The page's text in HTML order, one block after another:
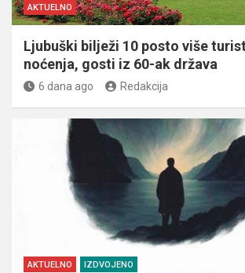
AKTUELNO
Ljubuški bilježi 10 posto više
noćenja, gosti iz 60-ak država
6 dana ago Redakcija
AKTUELNO IZDVOJENO